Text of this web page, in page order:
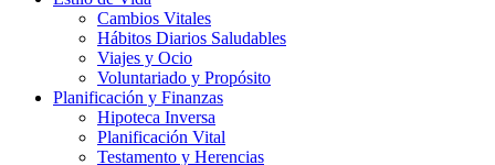
Cambios Vitales
Hábitos Diarios Saludables
Viajes y Ocio
Voluntariado y Propósito
Planificación y Finanzas
Hipoteca Inversa
Planificación Vital
Testamento y Herencias